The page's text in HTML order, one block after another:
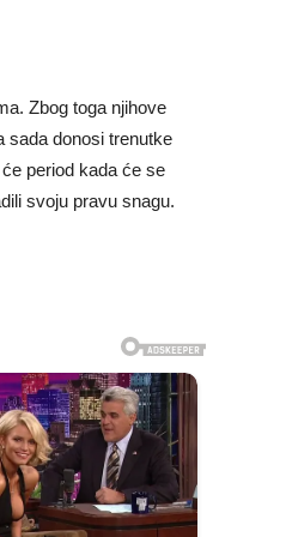
Zbog toga njihove
sada donosi trenutke
period kada će se
svoju pravu snagu.